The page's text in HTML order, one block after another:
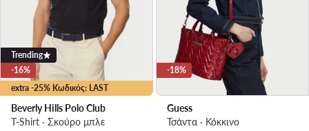
extra -25% Κωδικός: LAST
Trending
-16%
Beverly Hills Polo Club
T-Shirt · Σκούρο μπλε
-18%
Guess
Τσάντα · Κόκκινο